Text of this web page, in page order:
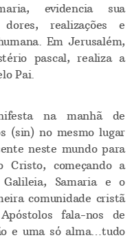
evidencia sua
realizações e
Em Jerusalém,
pascal, realiza a
Pai.
na manhã de
(sin) no mesmo lugar
neste mundo para
Cristo, começando a
Samaria e o
comunidade cristã
fala-nos de
e uma só alma…tudo